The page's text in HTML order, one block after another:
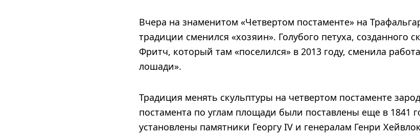
Вчера на знаменитом «Четвертом постаменте» на
традиции сменился «хозяин». Голубого петуха, созданного
Фритч, который там «поселился» в 2013 году, сменила
лошади».
Традиция менять скульптуры на четвертом постаменте
постамента по углам площади были поставлены еще в 1841
установлены памятники Георгу IV и генералам Генри